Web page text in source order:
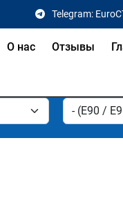
Telegram:
О нас Отзывы